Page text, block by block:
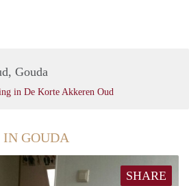
Gouda
in De Korte Akkeren Oud
IN GOUDA
SHARE